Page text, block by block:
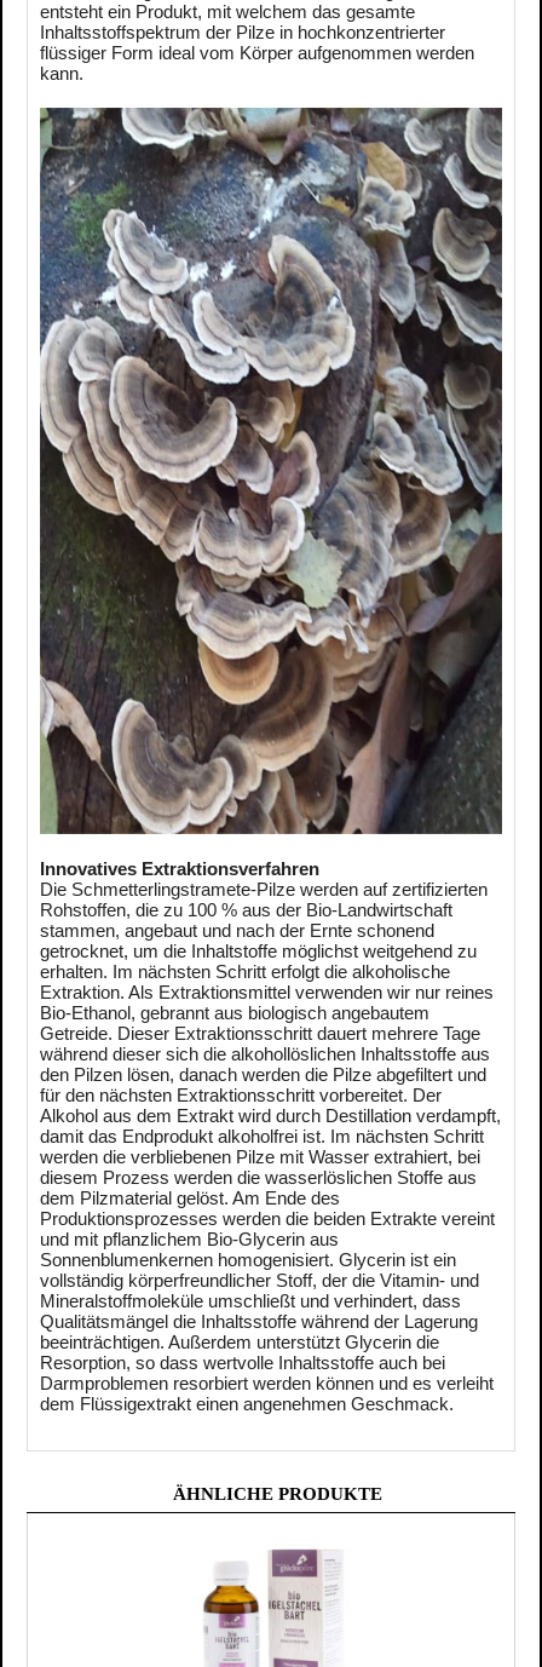
entsteht ein Produkt, mit welchem das gesamte
Inhaltsstoffspektrum der Pilze in hochkonzentrierter
flüssiger Form ideal vom Körper aufgenommen werden
kann.
Innovatives Extraktionsverfahren
Die Schmetterlingstramete-Pilze werden auf zertifizierten
Rohstoffen, die zu 100 % aus der Bio-Landwirtschaft
stammen, angebaut und nach der Ernte schonend
getrocknet, um die Inhaltstoffe möglichst weitgehend zu
erhalten. Im nächsten Schritt erfolgt die alkoholische
Extraktion. Als Extraktionsmittel verwenden wir nur reines
Bio-Ethanol, gebrannt aus biologisch angebautem
Getreide. Dieser Extraktionsschritt dauert mehrere Tage
während dieser sich die alkohollöslichen Inhaltsstoffe aus
den Pilzen lösen, danach werden die Pilze abgefiltert und
für den nächsten Extraktionsschritt vorbereitet. Der
Alkohol aus dem Extrakt wird durch Destillation verdampft,
damit das Endprodukt alkoholfrei ist. Im nächsten Schritt
werden die verbliebenen Pilze mit Wasser extrahiert, bei
diesem Prozess werden die wasserlöslichen Stoffe aus
dem Pilzmaterial gelöst. Am Ende des
Produktionsprozesses werden die beiden Extrakte vereint
und mit pflanzlichem Bio-Glycerin aus
Sonnenblumenkernen homogenisiert. Glycerin ist ein
vollständig körperfreundlicher Stoff, der die Vitamin- und
Mineralstoffmoleküle umschließt und verhindert, dass
Qualitätsmängel die Inhaltsstoffe während der Lagerung
beeinträchtigen. Außerdem unterstützt Glycerin die
Resorption, so dass wertvolle Inhaltsstoffe auch bei
Darmproblemen resorbiert werden können und es verleiht
dem Flüssigextrakt einen angenehmen Geschmack.
ÄHNLICHE PRODUKTE